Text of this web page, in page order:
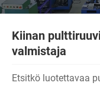
Kiinan
valmistaja
Etsitkö luotettavaa